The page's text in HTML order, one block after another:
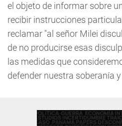
el objeto de informar sobre
recibir instrucciones
reclamar "al señor Milei
de no producirse esas
las medidas que
defender nuestra soberanía